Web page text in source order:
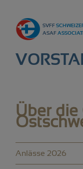
SVFF
ASAF
Über die
Anlässe 2026